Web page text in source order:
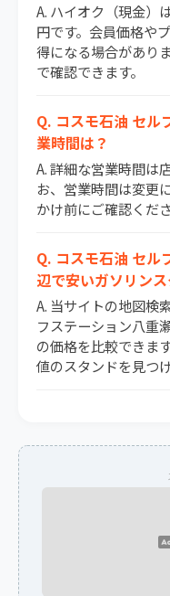
A. ハイオク（現金）
円です。会員価格や
得になる場合があり
で確認できます。
Q. コスモ石油 セル
業時間は？
A. 詳細な営業時間は
お、営業時間は変更
かけ前にご確認くださ
Q. コスモ石油 セル
辺で安いガソリン
A. 当サイトの地図検
フステーション八重
の価格を比較できま
値のスタンドを見つ